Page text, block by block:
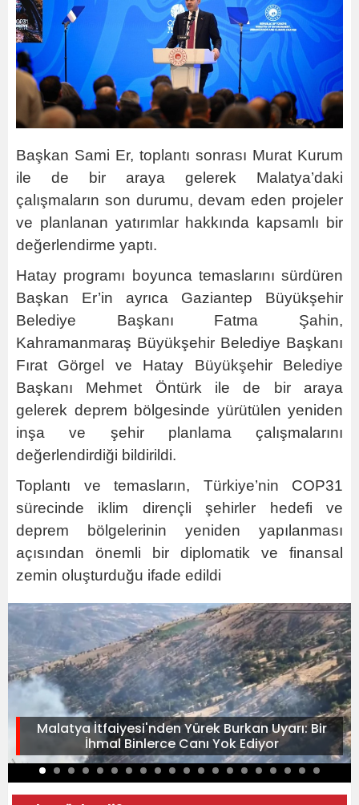
Başkan Sami Er, toplantı sonrası Murat Kurum
ile de bir araya gelerek Malatya’daki
çalışmaların son durumu, devam eden projeler
ve planlanan yatırımlar hakkında kapsamlı bir
değerlendirme yaptı.
Hatay programı boyunca temaslarını sürdüren
Başkan Er’in ayrıca Gaziantep Büyükşehir
Belediye Başkanı Fatma Şahin,
Kahramanmaraş Büyükşehir Belediye Başkanı
Fırat Görgel ve Hatay Büyükşehir Belediye
Başkanı Mehmet Öntürk ile de bir araya
gelerek deprem bölgesinde yürütülen yeniden
inşa ve şehir planlama çalışmalarını
değerlendirdiği bildirildi.
Toplantı ve temasların, Türkiye’nin COP31
sürecinde iklim dirençli şehirler hedefi ve
deprem bölgelerinin yeniden yapılanması
açısından önemli bir diplomatik ve finansal
zemin oluşturduğu ifade edildi
Malatya İtfaiyesi'nden Yürek Burkan Uyarı: Bir
İhmal Binlerce Canı Yok Ediyor